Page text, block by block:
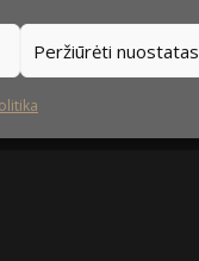
Peržiūrėti nuostatas